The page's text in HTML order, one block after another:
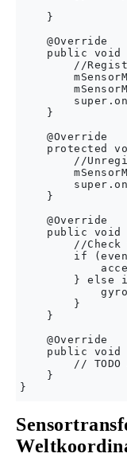
    }
    @Override
public void
//
    }
    @Override
protected
//
    }
    @Override
public void
//Check
if
} else
        }
    }
    @Override
public void
// TODO
    }